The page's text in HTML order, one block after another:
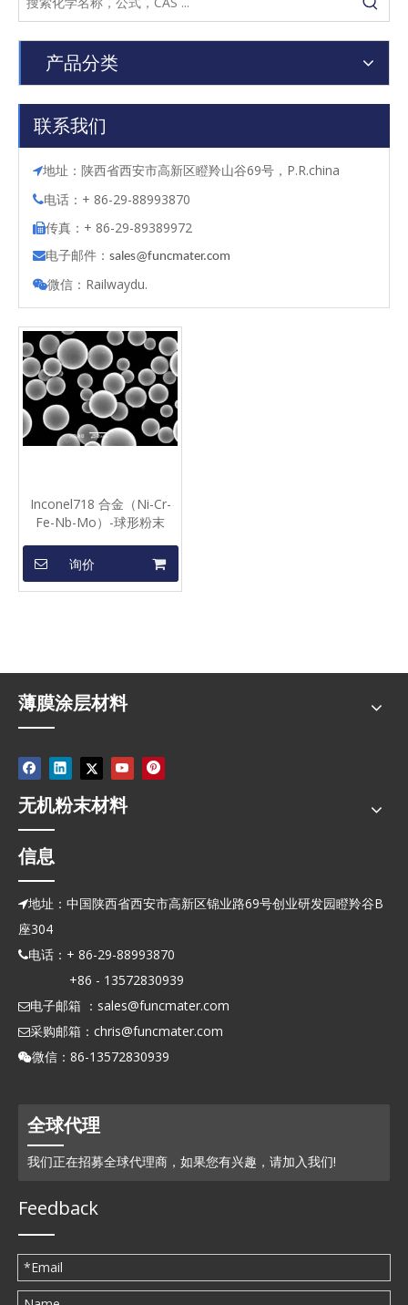
产品分类
联系我们
地址：陕西省西安市高新区瞪羚山谷69号，P.R.china
电话：+ 86-29-88993870
传真：+ 86-29-89389972
电子邮件： sales@funcmater.com
微信：Railwaydu.
Inconel718 合金（Ni-Cr-
Fe-Nb-Mo）-球形粉末
询价
薄膜涂层材料
无机粉末材料
信息
地址：中国陕西省西安市高新区锦业路69号创业研发园瞪羚谷B
座304
电话：+ 86-29-88993870
+86 - 13572830939
电子邮箱 ： sales@funcmater.com
采购邮箱： chris@funcmater.com
微信：86-13572830939
全球代理
我们正在招募全球代理商，如果您有兴趣，请加入我们!
Feedback